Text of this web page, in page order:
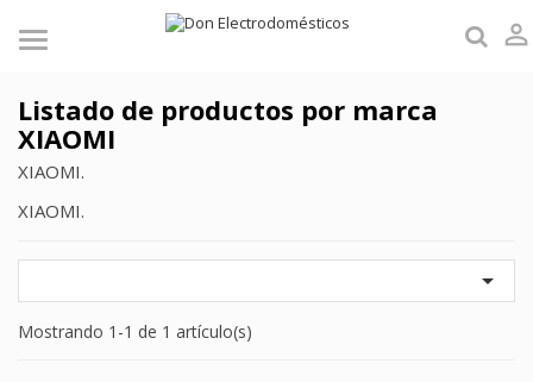

Listado de productos por marca
XIAOMI
XIAOMI.
XIAOMI.

Mostrando 1-1 de 1 artículo(s)